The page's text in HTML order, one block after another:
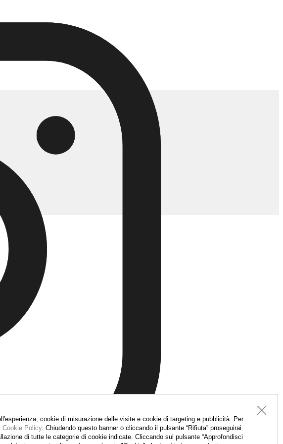
cookie di misurazione delle visite e cookie di targeting e pubblicità. Per
Cookie Policy. Chiudendo questo banner o cliccando il pulsante “Rifiuta” proseguirai
di tutte le categorie di cookie indicate. Cliccando sul pulsante “Approfondisci